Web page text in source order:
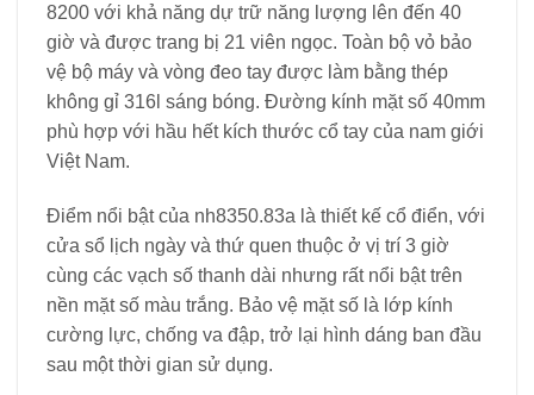
8200 với khả năng dự trữ năng lượng lên đến 40
giờ và được trang bị 21 viên ngọc. Toàn bộ vỏ bảo
vệ bộ máy và vòng đeo tay được làm bằng thép
không gỉ 316l sáng bóng. Đường kính mặt số 40mm
phù hợp với hầu hết kích thước cổ tay của nam giới
Việt Nam.
Điểm nổi bật của nh8350.83a là thiết kế cổ điển, với
cửa sổ lịch ngày và thứ quen thuộc ở vị trí 3 giờ
cùng các vạch số thanh dài nhưng rất nổi bật trên
nền mặt số màu trắng. Bảo vệ mặt số là lớp kính
cường lực, chống va đập, trở lại hình dáng ban đầu
sau một thời gian sử dụng.